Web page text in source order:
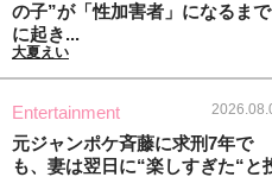
の子”が「性加害者」になるまで
に起き...
大夏えい
Entertainment
元ジャンポケ斉藤に求刑7年で
も、妻は翌日に“楽しすぎた“と